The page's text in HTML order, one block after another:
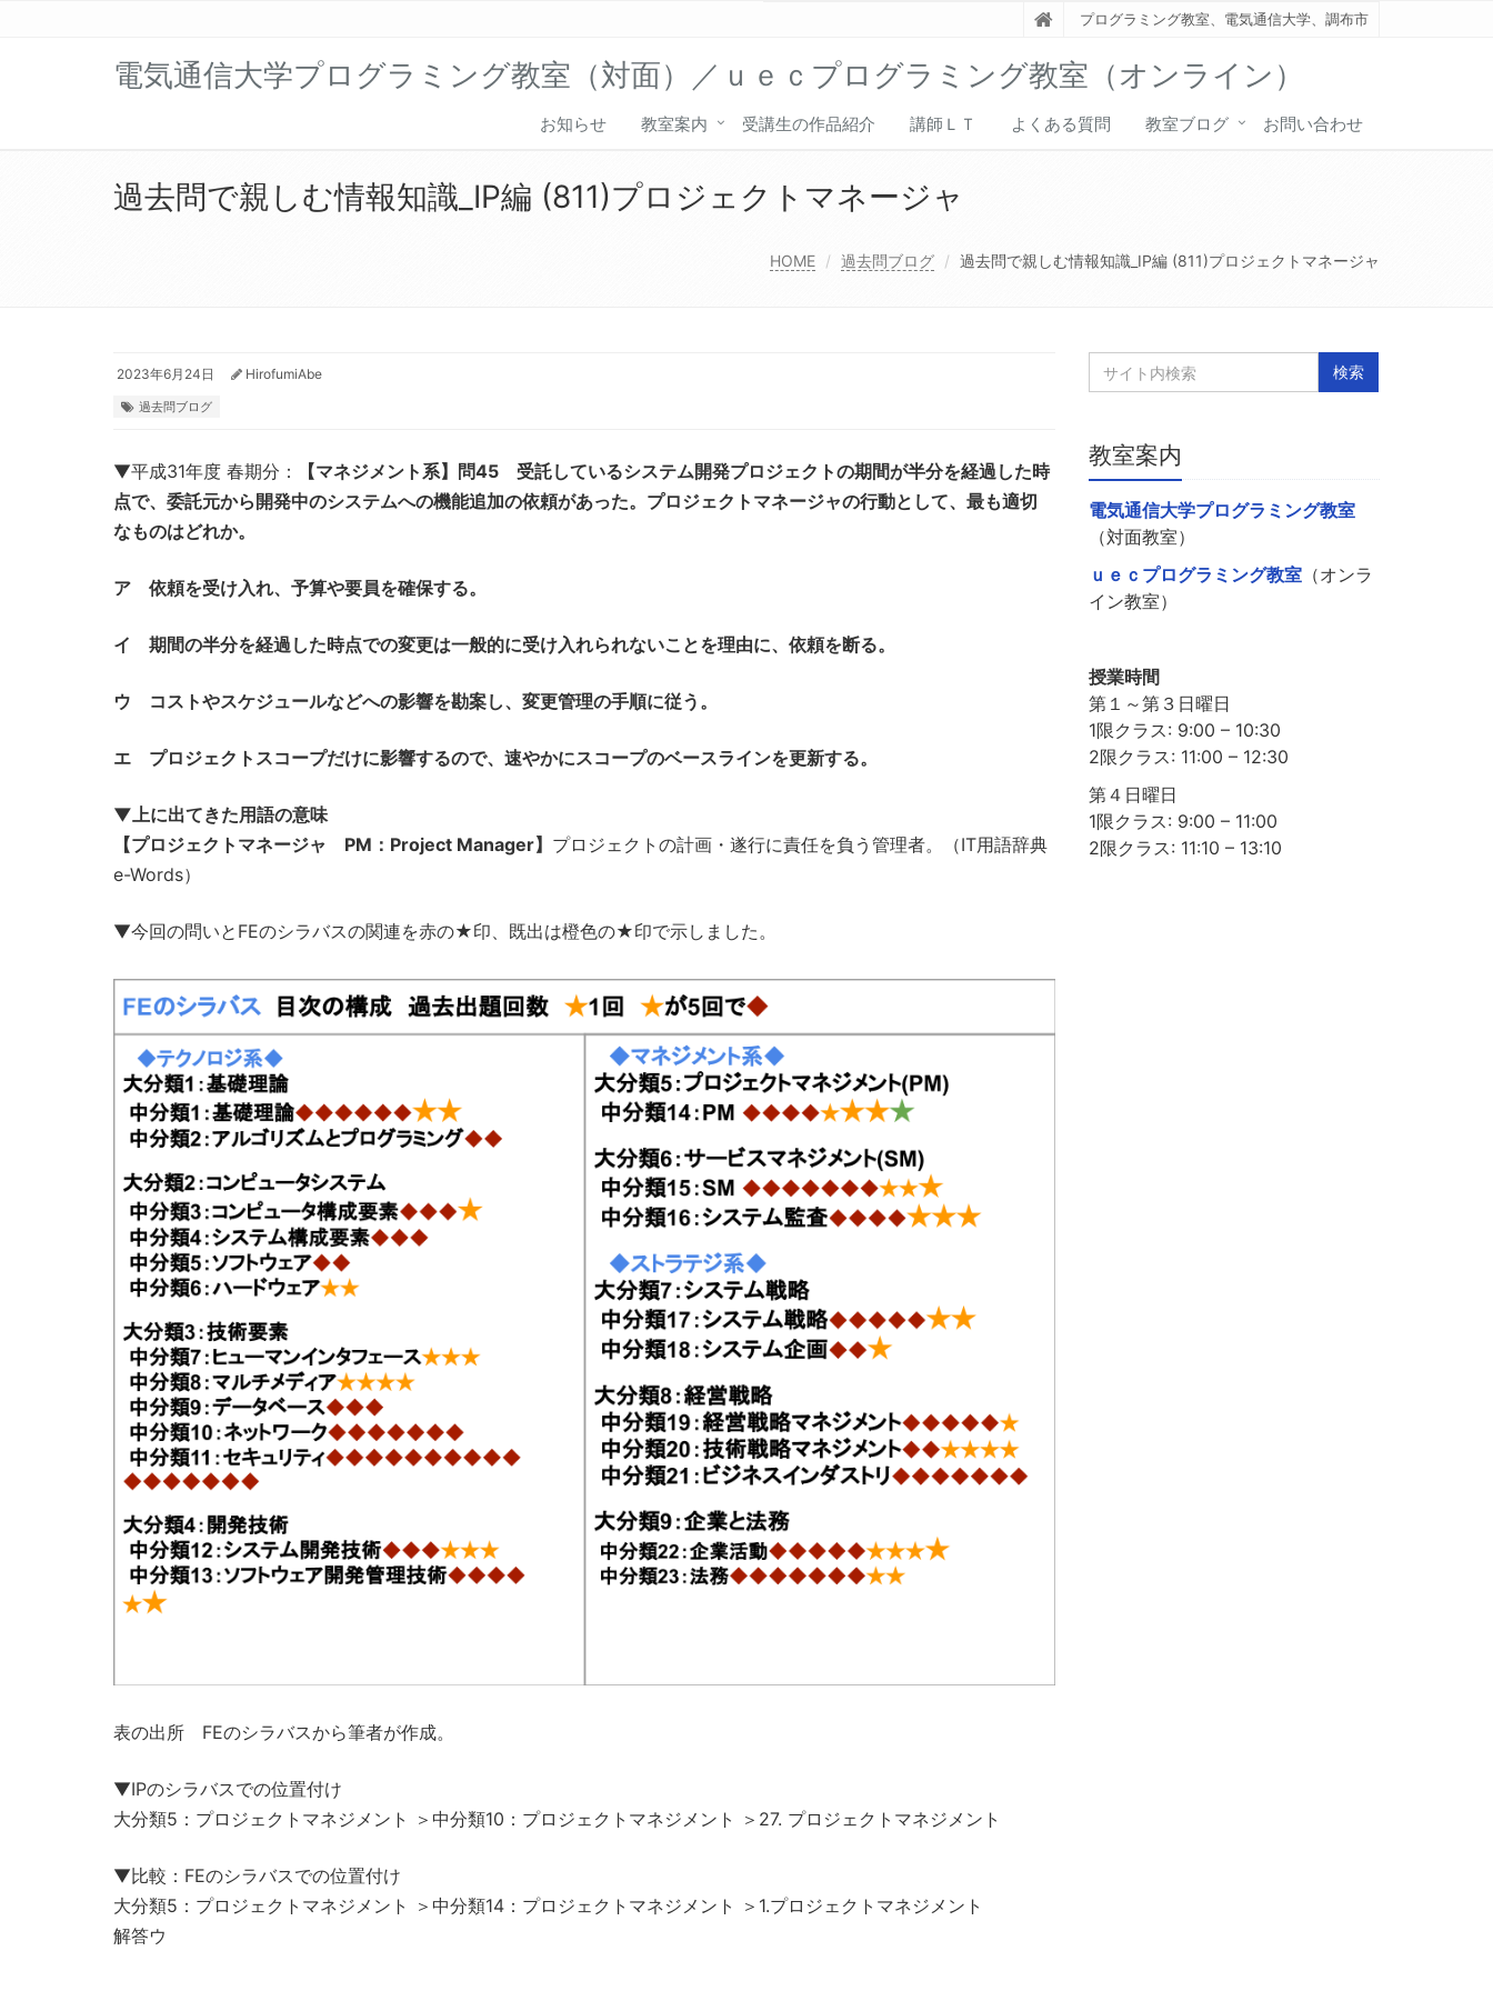
プログラミング教室、電気通信大学、調布市
電気通信大学プログラミング教室（対面）／ｕｅｃプログラミング教室（オンライン）
お知らせ 教室案内 受講生の作品紹介 講師ＬＴ よくある質問 教室ブログ お問い合わせ
過去問で親しむ情報知識_IP編 (811)プロジェクトマネージャ
HOME 過去問ブログ 過去問で親しむ情報知識_IP編 (811)プロジェクトマネージャ
2023年6月24日 HirofumiAbe
過去問ブログ
▼平成31年度 春期分：
【マネジメント系】問45 受託しているシステム開発プロジェクトの期間が半分を経過した時
点で、委託元から開発中のシステムへの機能追加の依頼があった。プロジェクトマネージャの行動として、最も適切
なものはどれか。
ア 依頼を受け入れ、予算や要員を確保する。
イ 期間の半分を経過した時点での変更は一般的に受け入れられないことを理由に、依頼を断る。
ウ コストやスケジュールなどへの影響を勘案し、変更管理の手順に従う。
エ プロジェクトスコープだけに影響するので、速やかにスコープのベースラインを更新する。
▼上に出てきた用語の意味
【プロジェクトマネージャ PM：Project Manager】 プロジェクトの計画・遂行に責任を負う管理者。（IT用語辞典
e-Words）
▼今回の問いとFEのシラバスの関連を赤の★印、既出は橙色の★印で示しました。
表の出所 FEのシラバスから筆者が作成。
▼IPのシラバスでの位置付け
大分類5：プロジェクトマネジメント ＞中分類10：プロジェクトマネジメント ＞27. プロジェクトマネジメント
▼比較：FEのシラバスでの位置付け
大分類5：プロジェクトマネジメント ＞中分類14：プロジェクトマネジメント ＞1.プロジェクトマネジメント
解答ウ
教室案内
電気通信大学プログラミング教室
（対面教室）
ｕｅｃプログラミング教室（オンラ
イン教室）
授業時間
第１～第３日曜日
1限クラス: 9:00 – 10:30
2限クラス: 11:00 – 12:30
第４日曜日
1限クラス: 9:00 – 11:00
2限クラス: 11:10 – 13:10